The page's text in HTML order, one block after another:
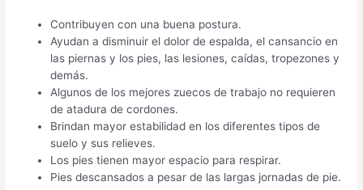
Contribuyen con una buena postura.
Ayudan a disminuir el dolor de espalda, el cansancio en
las piernas y los pies, las lesiones, caídas, tropezones y
demás.
Algunos de los mejores zuecos de trabajo no requieren
de atadura de cordones.
Brindan mayor estabilidad en los diferentes tipos de
suelo y sus relieves.
Los pies tienen mayor espacio para respirar.
Pies descansados a pesar de las largas jornadas de pie.